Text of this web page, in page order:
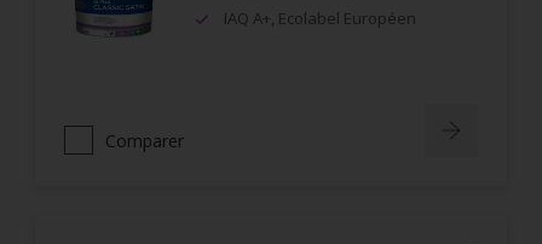
IAQ A+, Ecolabel Européen
Comparer